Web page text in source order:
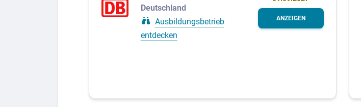
Deutschland
Ausbildungsbetrieb
entdecken
ANZEIGEN